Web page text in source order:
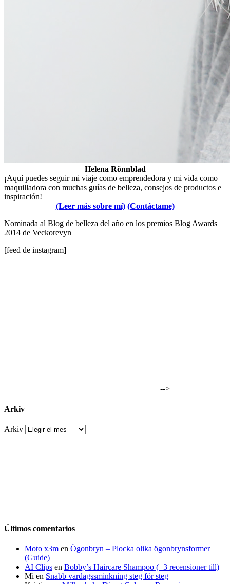
Helena Rönnblad
¡Aquí puedes seguir mi viaje como emprendedora y mi vida como
maquilladora con muchas guías de belleza, consejos de productos e
inspiración!
(Leer más sobre mí) (Contáctame)
Nominada al Blog de belleza del año en los premios Blog Awards
2014 de Veckorevyn
[feed de instagram]
-->
Arkiv
Arkiv
Últimos comentarios
Moto x3m en Ögonbryn – Plocka olika ögonbrynsformer
(Guide)
AI Clips en Bobby’s Haircare Shampoo (+3 recensioner till)
Mi en Snabb vardagssminkning steg för steg